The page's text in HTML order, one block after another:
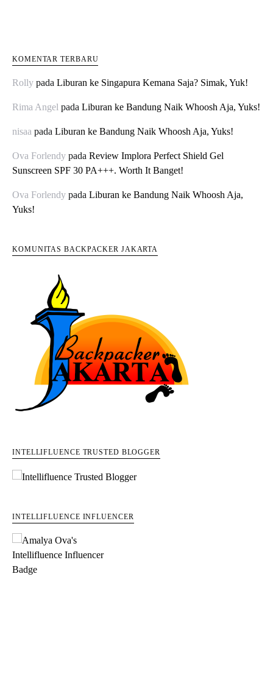
KOMENTAR TERBARU
Rolly pada Liburan ke Singapura Kemana Saja? Simak, Yuk!
Rima Angel pada Liburan ke Bandung Naik Whoosh Aja, Yuks!
nisaa pada Liburan ke Bandung Naik Whoosh Aja, Yuks!
Ova Forlendy pada Review Implora Perfect Shield Gel
Sunscreen SPF 30 PA+++. Worth It Banget!
Ova Forlendy pada Liburan ke Bandung Naik Whoosh Aja,
Yuks!
KOMUNITAS BACKPACKER JAKARTA
INTELLIFLUENCE TRUSTED BLOGGER
INTELLIFLUENCE INFLUENCER